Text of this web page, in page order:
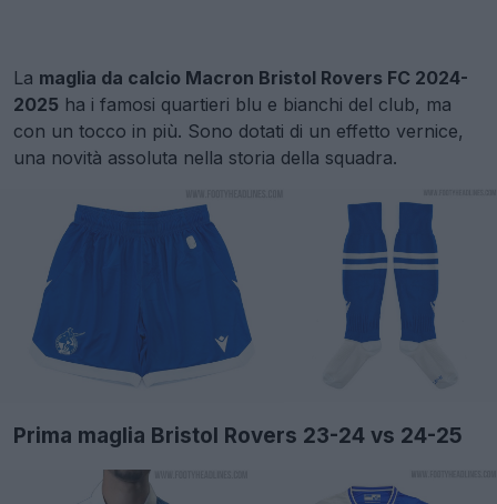
La maglia da calcio Macron Bristol Rovers FC 2024-
2025 ha i famosi quartieri blu e bianchi del club, ma
con un tocco in più. Sono dotati di un effetto vernice,
una novità assoluta nella storia della squadra.
Prima maglia Bristol Rovers 23-24 vs 24-25